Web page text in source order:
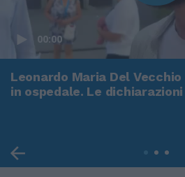
00:00
Leonardo Maria Del
in ospedale. Le